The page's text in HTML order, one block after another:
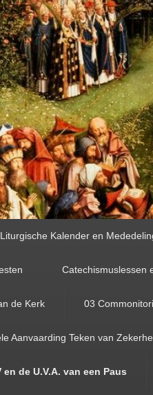
Liturgische Kalender en
Catechismuslessen
de Kerk 03
Aanvaarding Teken van
de U.V.A. van een Paus